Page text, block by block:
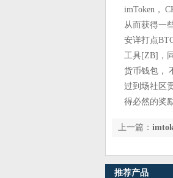
imToken，
从而获得一
安详打点
工具[ZB]，
货币钱包，
过到场社区
得必然的奖
上一篇：
推荐产品